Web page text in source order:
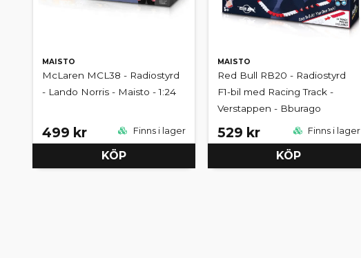
MAISTO
McLaren MCL38 - Radiostyrd
- Lando Norris - Maisto - 1:24
499 kr Finns i lager
KÖP
MAISTO
Red Bull RB20 - Radiostyrd
F1-bil med Racing Track -
Verstappen - Bburago
529 kr Finns i lager
KÖP